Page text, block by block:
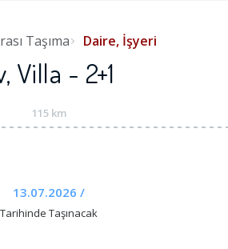
Taşıma Daire, İşyeri
Villa - 2+1
115 km
13.07.2026 /
Tarihinde Taşınacak